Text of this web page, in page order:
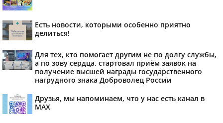
Есть новости, которыми особенно приятно
делиться!
Для тех, кто помогает другим не по долгу службы,
а по зову сердца, стартовал приём заявок на
получение высшей награды государственного
нагрудного знака Доброволец России
Друзья, мы напоминаем, что у нас есть канал в
МАХ